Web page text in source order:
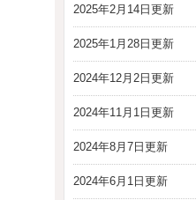
2025年2月14日更新
2025年1月28日更新
2024年12月2日更新
2024年11月1日更新
2024年8月7日更新
2024年6月1日更新